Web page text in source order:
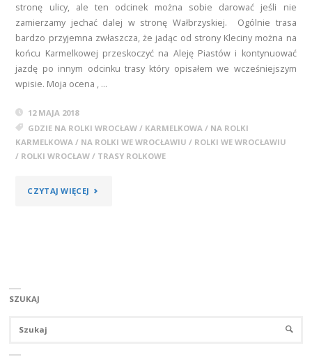
stronę ulicy, ale ten odcinek można sobie darować jeśli nie
zamierzamy jechać dalej w stronę Wałbrzyskiej. Ogólnie trasa
bardzo przyjemna zwłaszcza, że jadąc od strony Kleciny można na
końcu Karmelkowej przeskoczyć na Aleję Piastów i kontynuować
jazdę po innym odcinku trasy który opisałem we wcześniejszym
wpisie. Moja ocena , …
12 MAJA 2018
GDZIE NA ROLKI WROCŁAW / KARMELKOWA / NA ROLKI
KARMELKOWA / NA ROLKI WE WROCŁAWIU / ROLKI WE WROCŁAWIU
/ ROLKI WROCŁAW / TRASY ROLKOWE
CZYTAJ WIĘCEJ "KARMELKOWA"
SZUKAJ